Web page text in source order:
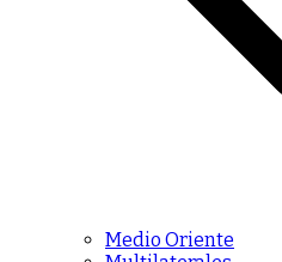
Medio Oriente